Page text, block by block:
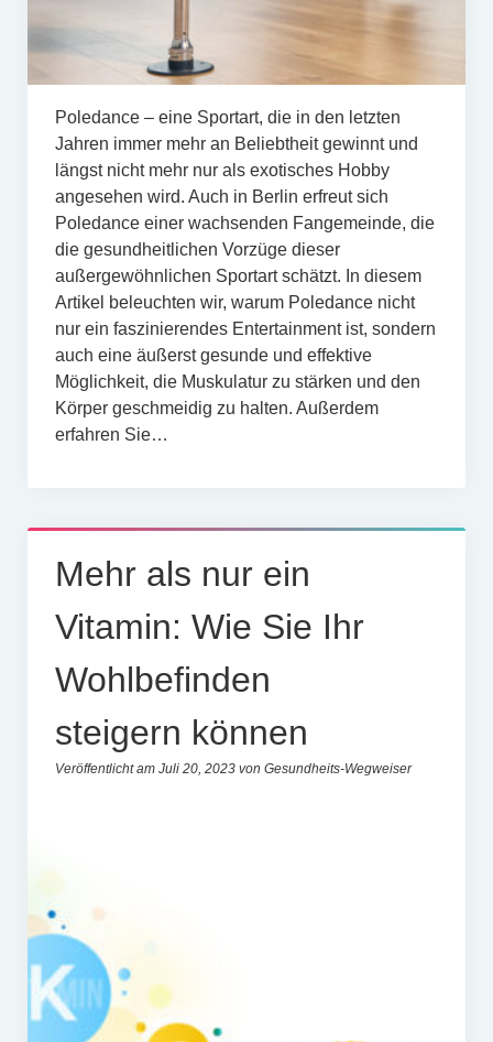
Poledance – eine Sportart, die in den letzten
Jahren immer mehr an Beliebtheit gewinnt und
längst nicht mehr nur als exotisches Hobby
angesehen wird. Auch in Berlin erfreut sich
Poledance einer wachsenden Fangemeinde, die
die gesundheitlichen Vorzüge dieser
außergewöhnlichen Sportart schätzt. In diesem
Artikel beleuchten wir, warum Poledance nicht
nur ein faszinierendes Entertainment ist, sondern
auch eine äußerst gesunde und effektive
Möglichkeit, die Muskulatur zu stärken und den
Körper geschmeidig zu halten. Außerdem
erfahren Sie…
Mehr als nur ein
Vitamin: Wie Sie Ihr
Wohlbefinden
steigern können
Veröffentlicht am Juli 20, 2023 von Gesundheits-Wegweiser